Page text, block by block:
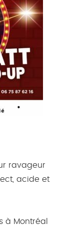
ravageur
acide et
à Montréal